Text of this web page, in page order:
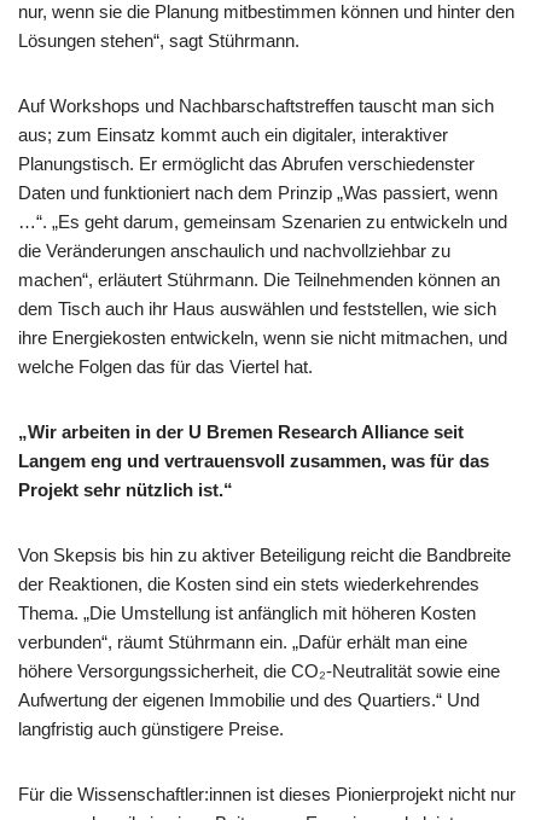
nur, wenn sie die Planung mitbestimmen können und hinter den
Lösungen stehen“, sagt Stührmann.
Auf Workshops und Nachbarschaftstreffen tauscht man sich
aus; zum Einsatz kommt auch ein digitaler, interaktiver
Planungstisch. Er ermöglicht das Abrufen verschiedenster
Daten und funktioniert nach dem Prinzip „Was passiert, wenn
…“. „Es geht darum, gemeinsam Szenarien zu entwickeln und
die Veränderungen anschaulich und nachvollziehbar zu
machen“, erläutert Stührmann. Die Teilnehmenden können an
dem Tisch auch ihr Haus auswählen und feststellen, wie sich
ihre Energiekosten entwickeln, wenn sie nicht mitmachen, und
welche Folgen das für das Viertel hat.
„Wir arbeiten in der U Bremen Research Alliance seit
Langem eng und vertrauensvoll zusammen, was für das
Projekt sehr nützlich ist.“
Von Skepsis bis hin zu aktiver Beteiligung reicht die Bandbreite
der Reaktionen, die Kosten sind ein stets wiederkehrendes
Thema. „Die Umstellung ist anfänglich mit höheren Kosten
verbunden“, räumt Stührmann ein. „Dafür erhält man eine
höhere Versorgungssicherheit, die CO₂-Neutralität sowie eine
Aufwertung der eigenen Immobilie und des Quartiers.“ Und
langfristig auch günstigere Preise.
Für die Wissenschaftler:innen ist dieses Pionierprojekt nicht nur